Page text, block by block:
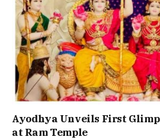
Ayodhya Unveils First
at Ram Temple